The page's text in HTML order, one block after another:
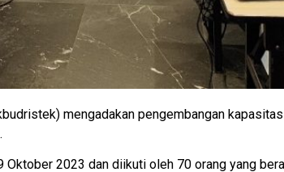
mengadakan pengembangan
2023 dan diikuti oleh 70 orang yang